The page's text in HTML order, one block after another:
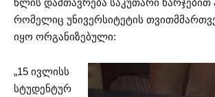
წლის დამთავრება საკუთარი ხარჯებით
რომელიც უნივერსიტეტის
იყო ორგანიზებული:
„15 ივლისს
სტუდენტურ